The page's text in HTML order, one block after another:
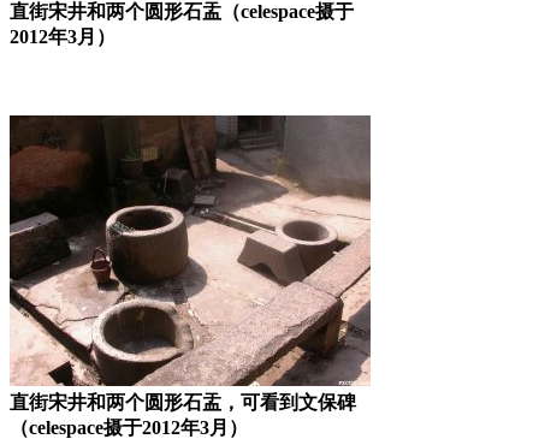
直街宋井和两个圆形石盂（celespace摄于
2012年3月）
直街宋井和两个圆形石盂，可看到文保碑
（celespace摄于2012年3月）